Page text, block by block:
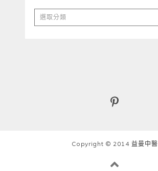
分
類
Copyright © 2014 益曼中醫